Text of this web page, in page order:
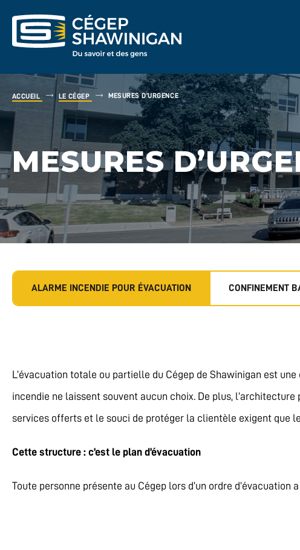
ACCUEIL LE CÉGEP MESURES D’URGENCE
MESURES
ALARME INCENDIE POUR ÉVACUATION CONFINEMENT
L’évacuation totale ou partielle du Cégep de Shawinigan est
incendie ne laissent souvent aucun choix. De plus,
services offerts et le souci de protéger la clientèle exigent que
Cette structure : c’est le plan d’évacuation
Toute personne présente au Cégep lors d’un ordre